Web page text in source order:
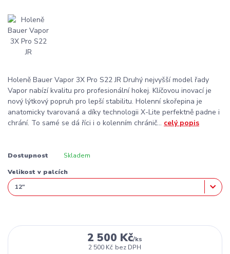
Holeně Bauer Vapor 3X Pro S22 JR Druhý nejvyšší model řady
Vapor nabízí kvalitu pro profesionální hokej. Klíčovou inovací je
nový lýtkový popruh pro lepší stabilitu. Holenní skořepina je
anatomicky tvarovaná a díky technologii X-Lite perfektně padne i
chrání. To samé se dá říci i o kolenním chránič... celý popis
Dostupnost Skladem
Velikost v palcích
2 500 Kč/ks
2 500 Kč bez DPH